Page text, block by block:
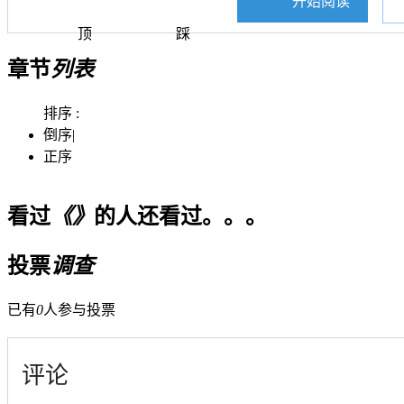
顶 踩
章节列表
排序 :
倒序|
正序
看过《》 的人还看过。。。
投票调查
已有0人参与投票
评论